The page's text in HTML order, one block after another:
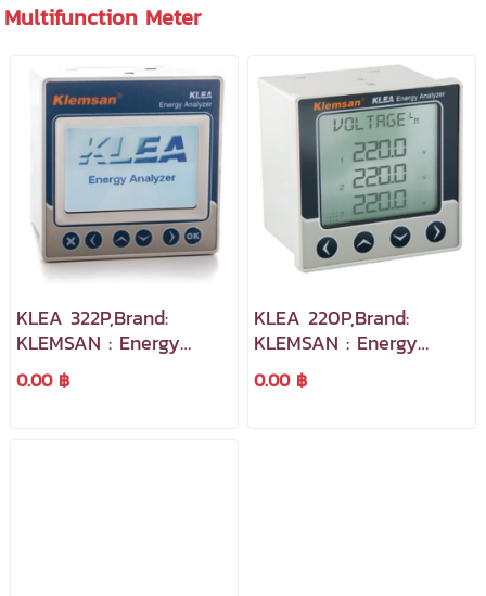
Multifunction Meter
KLEA 322P,Brand:
KLEMSAN : Energy
Analyzer 2 Digital
Input, 2 Digital output
0.00 ฿
KLEA 220P,Brand:
KLEMSAN : Energy
Analyzer in simple
terms
0.00 ฿